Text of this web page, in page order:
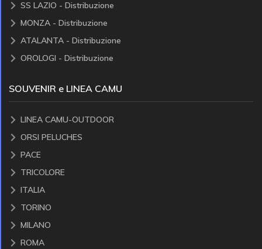
SS LAZIO - Distribuzione
MONZA - Distribuzione
ATALANTA - Distribuzione
OROLOGI - Distribuzione
SOUVENIR e LINEA CAMU
LINEA CAMU-OUTDOOR
ORSI PELUCHES
PACE
TRICOLORE
ITALIA
TORINO
MILANO
ROMA